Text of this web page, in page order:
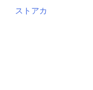
ストアカ